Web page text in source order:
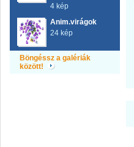
4 kép
Anim.virágok
24 kép
Böngéssz a galériák
között!